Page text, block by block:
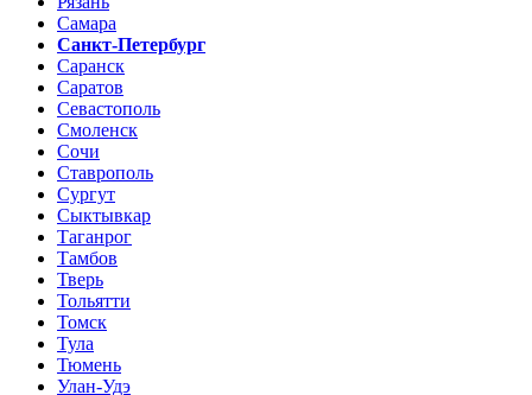
Самара
Санкт-Петербург
Саранск
Саратов
Севастополь
Смоленск
Сочи
Ставрополь
Сургут
Сыктывкар
Таганрог
Тамбов
Тверь
Тольятти
Томск
Тула
Тюмень
Улан-Удэ